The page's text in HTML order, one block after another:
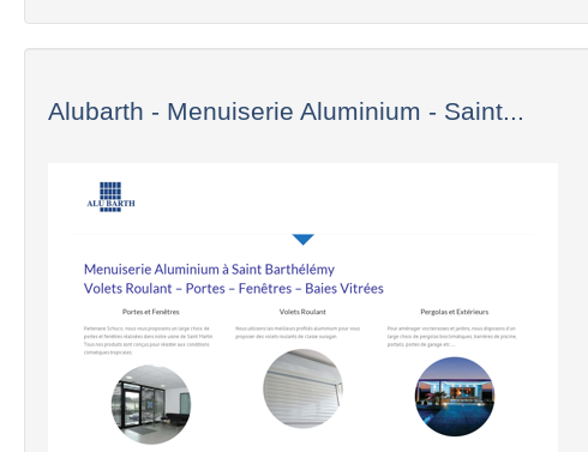
Alubarth - Menuiserie Aluminium - Saint...